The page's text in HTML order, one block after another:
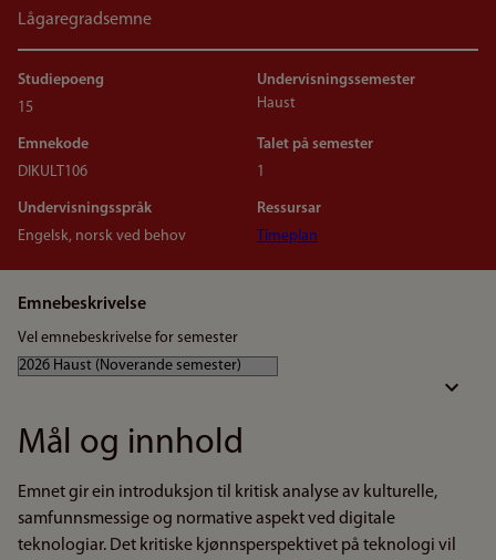
Lågaregradsemne
Studiepoeng
15
Undervisningssemester
Haust
Emnekode
DIKULT106
Talet på semester
1
Undervisningsspråk
Engelsk, norsk ved behov
Ressursar
Timeplan
Emnebeskrivelse
Vel emnebeskrivelse for semester
Mål og innhold
Emnet gir ein introduksjon til kritisk analyse av kulturelle,
samfunnsmessige og normative aspekt ved digitale
teknologiar. Det kritiske kjønnsperspektivet på teknologi vil